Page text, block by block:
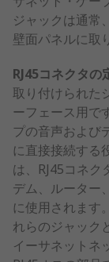
ジャックは通常
壁面パネルに取
RJ45コネクタの
取り付けられた
ーフェース用で
プの音声および
に直接接続する
は、RJ45コネ
デム、ルーター
に使用されます
れらのジャック
イーサネットネ